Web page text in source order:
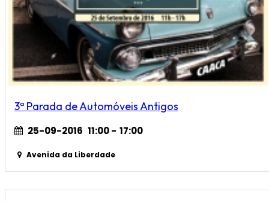
3ª Parada de Automóveis Antigos
25-09-2016 11:00- 17:00
Avenida da Liberdade